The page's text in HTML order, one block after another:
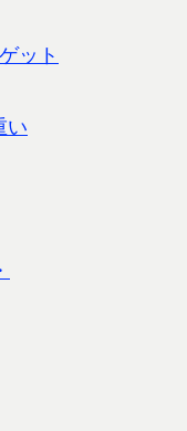
ット
い